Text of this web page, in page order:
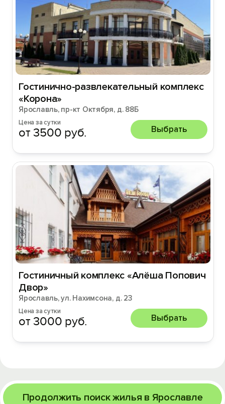
Гостинично-развлекательный комплекс
«Корона»
Ярославль, пр-кт Октября, д. 88Б
Цена за сутки
от 3500 руб. Выбрать
Гостиничный комплекс «Алёша Попович
Двор»
Ярославль, ул. Нахимсона, д. 23
Цена за сутки
от 3000 руб. Выбрать
Продолжить поиск жилья в Ярославле